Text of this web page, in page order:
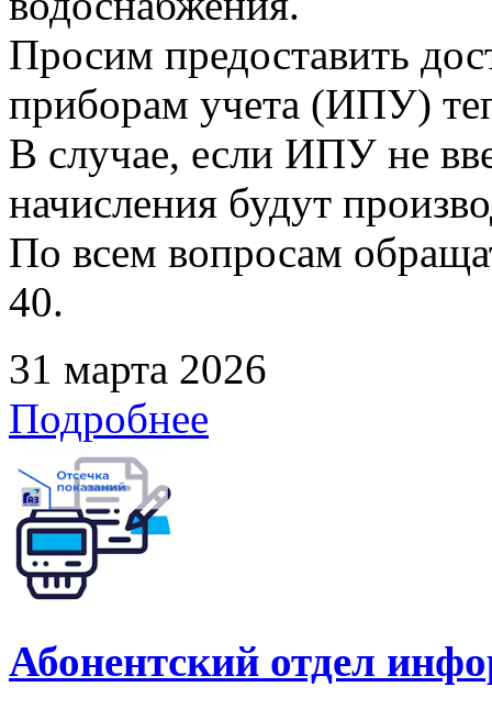
Просим предоставить
приборам учета (ИПУ)
В случае, если ИПУ не
начисления будут
По всем вопросам
40.
31 марта 2026
Подробнее
Абонентский отдел